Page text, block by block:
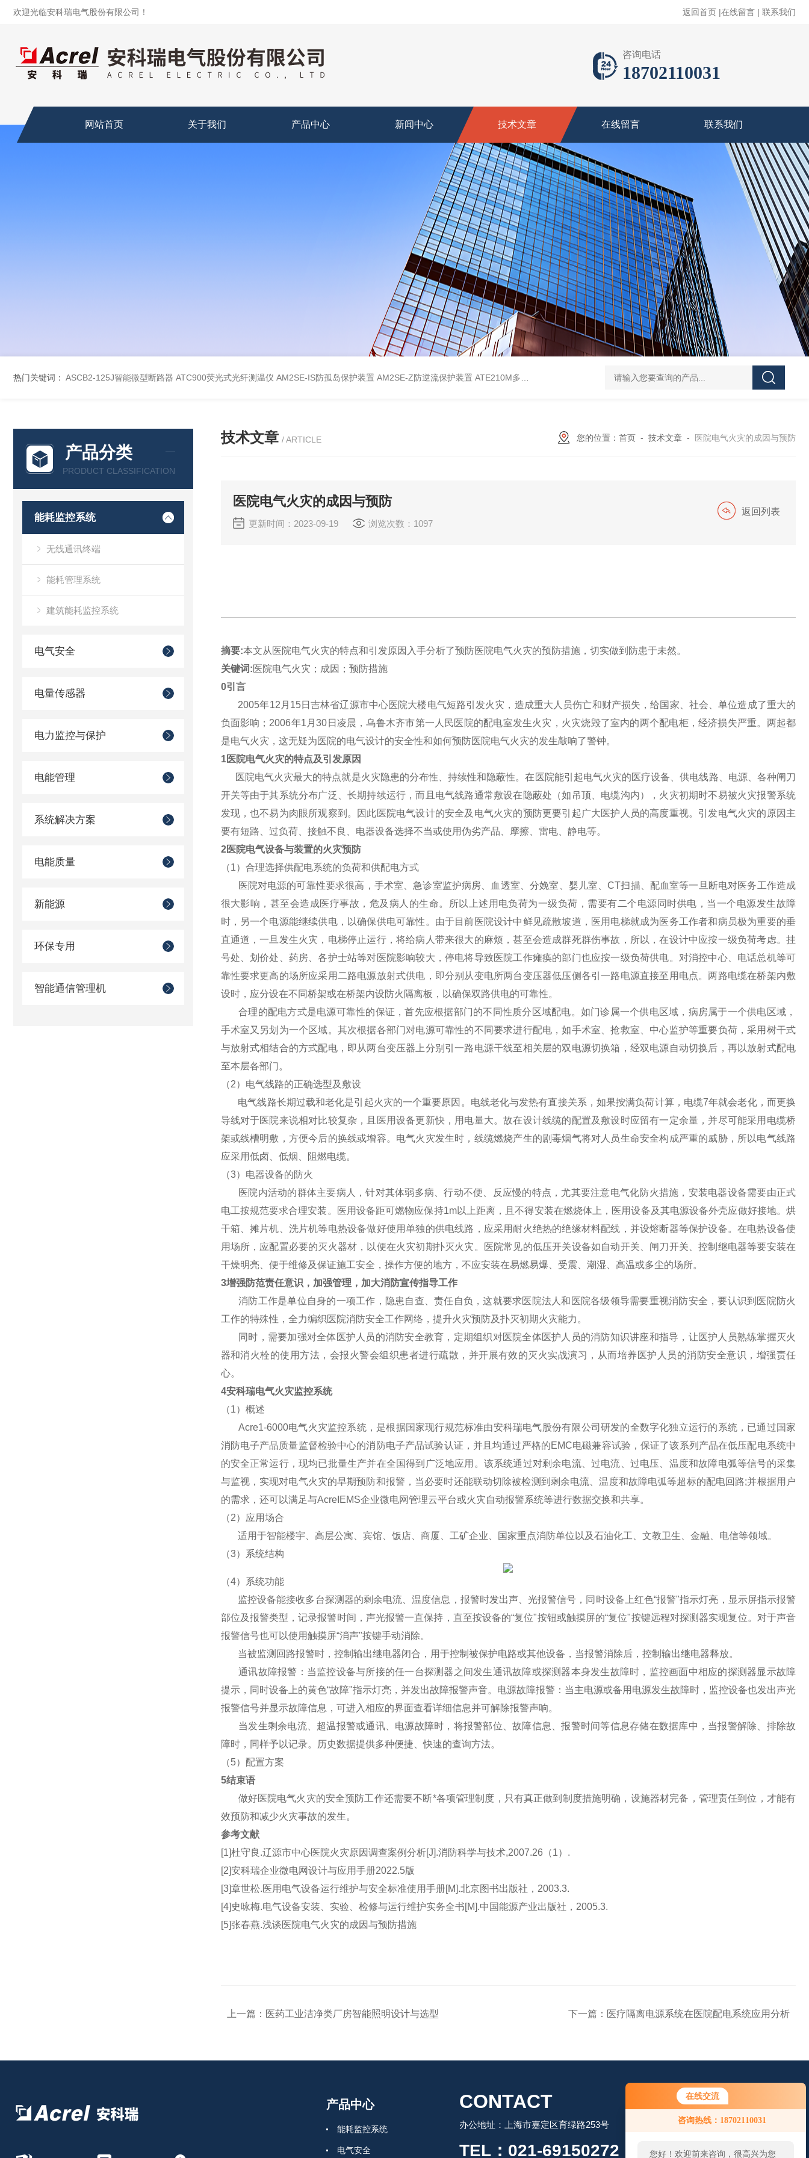
在线交流
咨询热线：18702110031
您好！欢迎前来咨询，很高兴为您
欢迎光临安科瑞电气股份有限公司！ 返回首页 |在线留言 | 联系我们
咨询电话
18702110031
网站首页 关于我们 产品中心 新闻中心 技术文章 在线留言 联系我们
热门关键词： ASCB2-125J智能微型断路器 ATC900荧光式光纤测温仪 AM2SE-IS防孤岛保护装置 AM2SE-Z防逆流保护装置 ATE210M多回路复合型温度传感器 ATE210S单回路复合型温度传感器 DJSF1352-D-
产品分类
PRODUCT CLASSIFICATION
能耗监控系统
无线通讯终端
能耗管理系统
建筑能耗监控系统
电气安全
电量传感器
电力监控与保护
电能管理
系统解决方案
电能质量
新能源
环保专用
智能通信管理机
技术文章 / ARTICLE 您的位置： 首页 - 技术文章 - 医院电气火灾的成因与预防
医院电气火灾的成因与预防
更新时间：2023-09-19 浏览次数：1097
返回列表
摘要:本文从医院电气火灾的特点和引发原因入手分析了预防医院电气火灾的预防措施，切实做到防患于未然。
关键词:医院电气火灾；成因；预防措施
0引言
2005年12月15日吉林省辽源市中心医院大楼电气短路引发火灾，造成重大人员伤亡和财产损失，给国家、社会、单位造成了重大的
负面影响；2006年1月30日凌晨，乌鲁木齐市第一人民医院的配电室发生火灾，火灾烧毁了室内的两个配电柜，经济损失严重。两起都
是电气火灾，这无疑为医院的电气设计的安全性和如何预防医院电气火灾的发生敲响了警钟。
1医院电气火灾的特点及引发原因
医院电气火灾最大的特点就是火灾隐患的分布性、持续性和隐蔽性。在医院能引起电气火灾的医疗设备、供电线路、电源、各种闸刀
开关等由于其系统分布广泛、长期持续运行，而且电气线路通常敷设在隐蔽处（如吊顶、电缆沟内），火灾初期时不易被火灾报警系统
发现，也不易为肉眼所观察到。因此医院电气设计的安全及电气火灾的预防更要引起广大医护人员的高度重视。引发电气火灾的原因主
要有短路、过负荷、接触不良、电器设备选择不当或使用伪劣产品、摩擦、雷电、静电等。
2医院电气设备与装置的火灾预防
（1）合理选择供配电系统的负荷和供配电方式
医院对电源的可靠性要求很高，手术室、急诊室监护病房、血透室、分娩室、婴儿室、CT扫描、配血室等一旦断电对医务工作造成
很大影响，甚至会造成医疗事故，危及病人的生命。所以上述用电负荷为一级负荷，需要有二个电源同时供电，当一个电源发生故障
时，另一个电源能继续供电，以确保供电可靠性。由于目前医院设计中鲜见疏散坡道，医用电梯就成为医务工作者和病员极为重要的垂
直通道，一旦发生火灾，电梯停止运行，将给病人带来很大的麻烦，甚至会造成群死群伤事故，所以，在设计中应按一级负荷考虑。挂
号处、划价处、药房、各护士站等对医院影响较大，停电将导致医院工作瘫痪的部门也应按一级负荷供电。对消控中心、电话总机等可
靠性要求更高的场所应采用二路电源放射式供电，即分别从变电所两台变压器低压侧各引一路电源直接至用电点。两路电缆在桥架内敷
设时，应分设在不同桥架或在桥架内设防火隔离板，以确保双路供电的可靠性。
合理的配电方式是电源可靠性的保证，首先应根据部门的不同性质分区域配电。如门诊属一个供电区域，病房属于一个供电区域，
手术室又另划为一个区域。其次根据各部门对电源可靠性的不同要求进行配电，如手术室、抢救室、中心监护等重要负荷，采用树干式
与放射式相结合的方式配电，即从两台变压器上分别引一路电源干线至相关层的双电源切换箱，经双电源自动切换后，再以放射式配电
至本层各部门。
（2）电气线路的正确选型及敷设
电气线路长期过载和老化是引起火灾的一个重要原因。电线老化与发热有直接关系，如果按满负荷计算，电缆7年就会老化，而更换
导线对于医院来说相对比较复杂，且医用设备更新快，用电量大。故在设计线缆的配置及敷设时应留有一定余量，并尽可能采用电缆桥
架或线槽明敷，方便今后的换线或增容。电气火灾发生时，线缆燃烧产生的剧毒烟气将对人员生命安全构成严重的威胁，所以电气线路
应采用低卤、低烟、阻燃电缆。
（3）电器设备的防火
医院内活动的群体主要病人，针对其体弱多病、行动不便、反应慢的特点，尤其要注意电气化防火措施，安装电器设备需要由正式
电工按规范要求合理安装。医用设备距可燃物应保持1m以上距离，且不得安装在燃烧体上，医用设备及其电源设备外壳应做好接地。烘
干箱、摊片机、洗片机等电热设备做好使用单独的供电线路，应采用耐火绝热的绝缘材料配线，并设熔断器等保护设备。在电热设备使
用场所，应配置必要的灭火器材，以便在火灾初期扑灭火灾。医院常见的低压开关设备如自动开关、闸刀开关、控制继电器等要安装在
干燥明亮、便于维修及保证施工安全，操作方便的地方，不应安装在易燃易爆、受震、潮湿、高温或多尘的场所。
3增强防范责任意识，加强管理，加大消防宣传指导工作
消防工作是单位自身的一项工作，隐患自查、责任自负，这就要求医院法人和医院各级领导需要重视消防安全，要认识到医院防火
工作的特殊性，全力编织医院消防安全工作网络，提升火灾预防及扑灭初期火灾能力。
同时，需要加强对全体医护人员的消防安全教育，定期组织对医院全体医护人员的消防知识讲座和指导，让医护人员熟练掌握灭火
器和消火栓的使用方法，会报火警会组织患者进行疏散，并开展有效的灭火实战演习，从而培养医护人员的消防安全意识，增强责任
心。
4安科瑞电气火灾监控系统
（1）概述
Acre1-6000电气火灾监控系统，是根据国家现行规范标准由安科瑞电气股份有限公司研发的全数字化独立运行的系统，已通过国家
消防电子产品质量监督检验中心的消防电子产品试验认证，并且均通过严格的EMC电磁兼容试验，保证了该系列产品在低压配电系统中
的安全正常运行，现均已批量生产并在全国得到广泛地应用。该系统通过对剩余电流、过电流、过电压、温度和故障电弧等信号的采集
与监视，实现对电气火灾的早期预防和报警，当必要时还能联动切除被检测到剩余电流、温度和故障电弧等超标的配电回路;并根据用户
的需求，还可以满足与AcreIEMS企业微电网管理云平台或火灾自动报警系统等进行数据交换和共享。
（2）应用场合
适用于智能楼宇、高层公寓、宾馆、饭店、商厦、工矿企业、国家重点消防单位以及石油化工、文教卫生、金融、电信等领域。
（3）系统结构
（4）系统功能
监控设备能接收多台探测器的剩余电流、温度信息，报警时发出声、光报警信号，同时设备上红色“报警"指示灯亮，显示屏指示报警
部位及报警类型，记录报警时间，声光报警一直保持，直至按设备的“复位"按钮或触摸屏的“复位"按键远程对探测器实现复位。对于声音
报警信号也可以使用触摸屏“消声"按键手动消除。
当被监测回路报警时，控制输出继电器闭合，用于控制被保护电路或其他设备，当报警消除后，控制输出继电器释放。
通讯故障报警：当监控设备与所接的任一台探测器之间发生通讯故障或探测器本身发生故障时，监控画面中相应的探测器显示故障
提示，同时设备上的黄色“故障"指示灯亮，并发出故障报警声音。电源故障报警：当主电源或备用电源发生故障时，监控设备也发出声光
报警信号并显示故障信息，可进入相应的界面查看详细信息并可解除报警声响。
当发生剩余电流、超温报警或通讯、电源故障时，将报警部位、故障信息、报警时间等信息存储在数据库中，当报警解除、排除故
障时，同样予以记录。历史数据提供多种便捷、快速的查询方法。
（5）配置方案
5结束语
做好医院电气火灾的安全预防工作还需要不断*各项管理制度，只有真正做到制度措施明确，设施器材完备，管理责任到位，才能有
效预防和减少火灾事故的发生。
参考文献
[1]杜守良.辽源市中心医院火灾原因调查案例分析[J].消防科学与技术,2007.26（1）.
[2]安科瑞企业微电网设计与应用手册2022.5版
[3]章世松.医用电气设备运行维护与安全标准使用手册[M].北京图书出版社，2003.3.
[4]史咏梅.电气设备安装、实验、检修与运行维护实务全书[M].中国能源产业出版社，2005.3.
[5]张春燕.浅谈医院电气火灾的成因与预防措施
上一篇： 医药工业洁净类厂房智能照明设计与选型 下一篇： 医疗隔离电源系统在医院配电系统应用分析
产品中心
能耗监控系统
电气安全
CONTACT
办公地址：上海市嘉定区育绿路253号
TEL：021-69150272